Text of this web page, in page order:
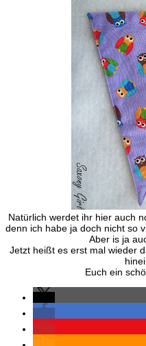
Natürlich werdet ihr hier auch
denn ich habe ja doch nicht so
Aber is ja
Jetzt heißt es erst mal wieder
Euch ein